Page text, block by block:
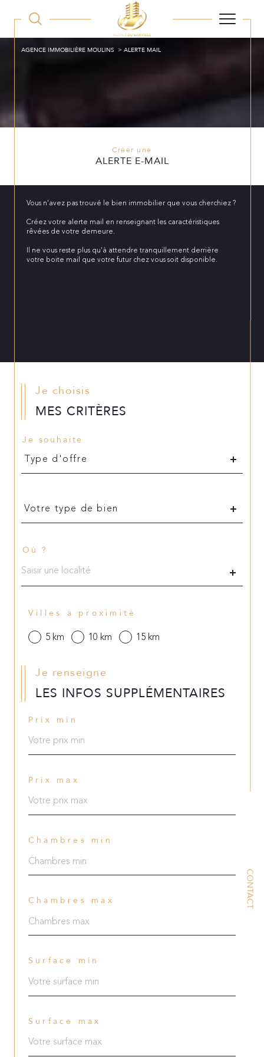
CONTACT
AGENCE IMMOBILIÈRE MOULINS ALERTE MAIL
Créer une
ALERTE E-MAIL
Vous n'avez pas trouvé le bien immobilier que vous cherchiez ?
Créez votre alerte mail en renseignant les caractéristiques
rêvées de votre demeure.
Il ne vous reste plus qu'à attendre tranquillement derrière
votre boite mail que votre futur chez vous soit disponible.
Je choisis
MES CRITÈRES
Je souhaite
d'offre
Type d'offre
d'offre
Votre type de bien
Où ?
Villes à proximité
5 km 10 km 15 km
Je renseigne
LES INFOS SUPPLÉMENTAIRES
Prix min
Prix max
Chambres min
Chambres max
Surface min
Surface max